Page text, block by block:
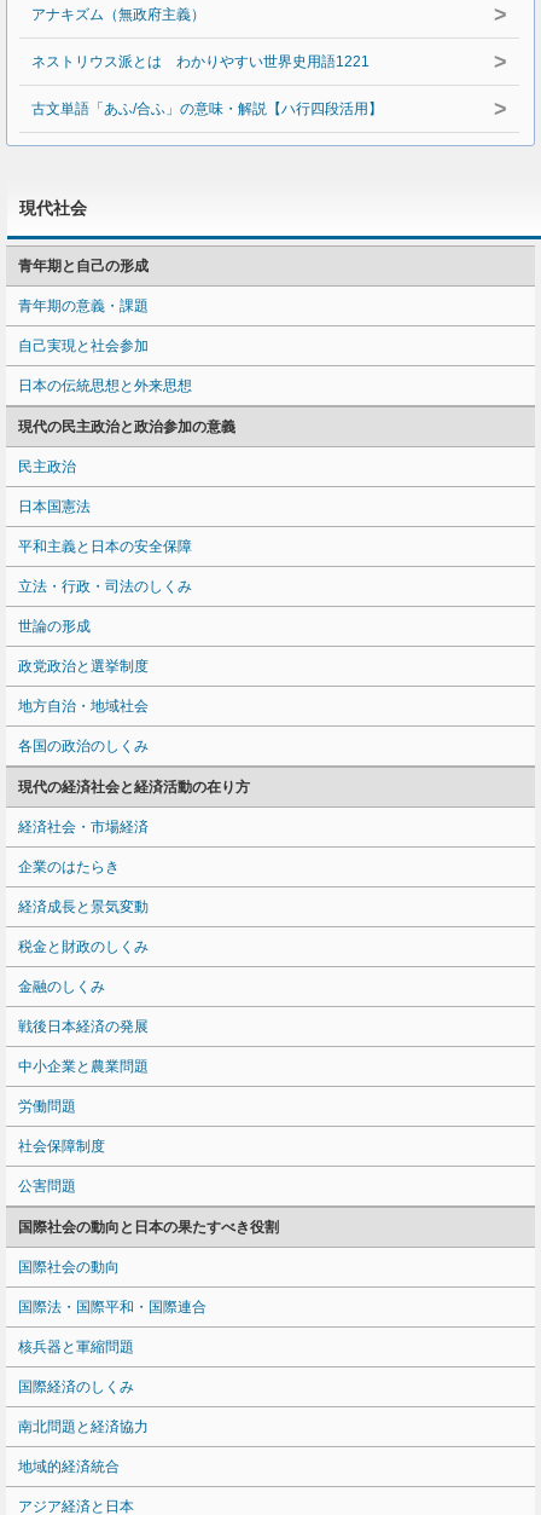
アナキズム（無政府主義） >
ネストリウス派とは わかりやすい世界史用語1221 >
古文単語「あふ/合ふ」の意味・解説【ハ行四段活用】 >
現代社会
青年期と自己の形成
青年期の意義・課題
自己実現と社会参加
日本の伝統思想と外来思想
現代の民主政治と政治参加の意義
民主政治
日本国憲法
平和主義と日本の安全保障
立法・行政・司法のしくみ
世論の形成
政党政治と選挙制度
地方自治・地域社会
各国の政治のしくみ
現代の経済社会と経済活動の在り方
経済社会・市場経済
企業のはたらき
経済成長と景気変動
税金と財政のしくみ
金融のしくみ
戦後日本経済の発展
中小企業と農業問題
労働問題
社会保障制度
公害問題
国際社会の動向と日本の果たすべき役割
国際社会の動向
国際法・国際平和・国際連合
核兵器と軍縮問題
国際経済のしくみ
南北問題と経済協力
地域的経済統合
アジア経済と日本